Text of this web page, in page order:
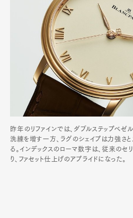
昨年のリファインでは、ダブルステップベゼ
洗練を増す一方、ラグのシェイプは力強さ
る。インデックスのローマ数字は、従来の
り、ファセット仕上げのアプライドになった。